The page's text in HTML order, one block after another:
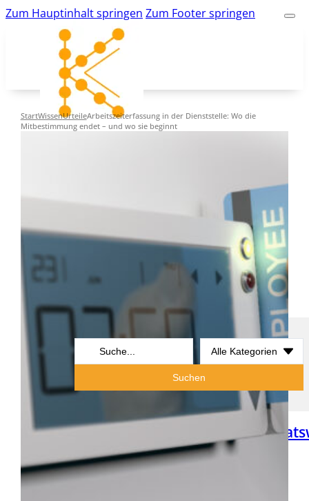
Zum Hauptinhalt springen Zum Footer springen
kk-bildung.de
Search
...
Suchen
Musteraushänge
StartWissenUrteileArbeitszeiterfassung in der Dienststelle: Wo die
Mitbestimmung endet – und wo sie beginnt